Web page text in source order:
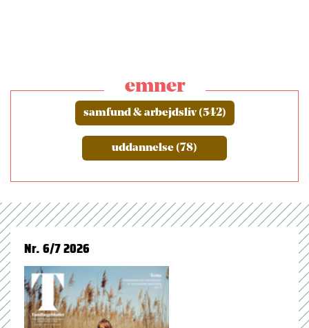
emner
samfund & arbejdsliv (542)
uddannelse (78)
Nr. 6/7 2026